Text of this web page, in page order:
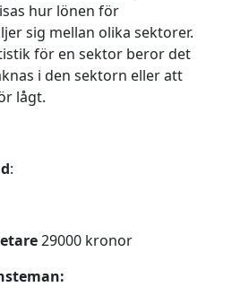
hur lönen för
sig mellan olika sektorer.
för en sektor beror det
i den sektorn eller att
lågt.
:
29000 kronor